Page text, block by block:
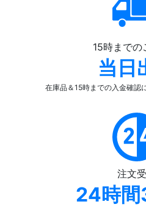
15時までの
当日
在庫品＆15時までの入金確認
注文
24時